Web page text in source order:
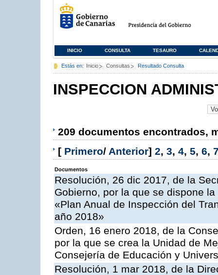
INICIO CONSULTA TESAURO
Estás en: Inicio Consultas Resultado Consulta
INSPECCION
209 documentos encontrados,
[ Primero/ Anterior] 2, 3, 4, 5, 6,
Documentos
Resolución, 26 dic 2017, de la
Gobierno, por la que se dispone
«Plan Anual de Inspección del
año 2018»
Orden, 16 enero 2018, de la
por la que se crea la Unidad de
Consejería de Educación y
Resolución, 1 mar 2018, de la